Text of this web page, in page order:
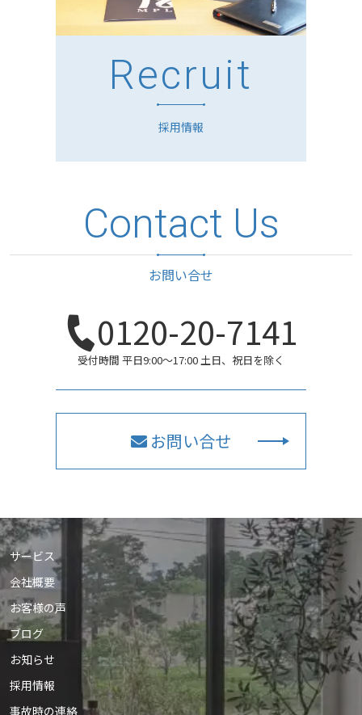
Recruit
採用情報
Contact Us
お問い合せ
0120-20-7141
受付時間 平日9:00〜17:00 土日、祝日を除く
お問い合せ
サービス
会社概要
お客様の声
ブログ
お知らせ
採用情報
事故時の連絡